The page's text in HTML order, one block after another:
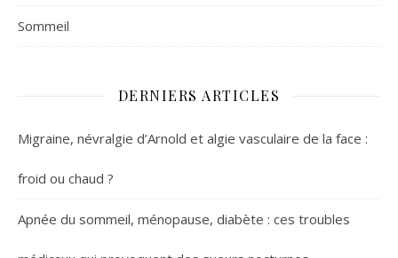
Sommeil
DERNIERS ARTICLES
Migraine, névralgie d’Arnold et algie vasculaire de la face :
froid ou chaud ?
Apnée du sommeil, ménopause, diabète : ces troubles